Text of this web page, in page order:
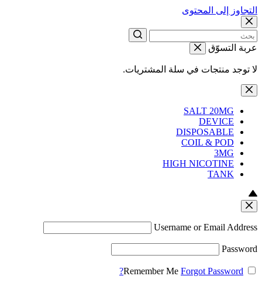
التجاوز إلى المحتوى
عربة التسوّق
لا توجد منتجات في سلة المشتريات.
SALT 20MG
DEVICE
DISPOSABLE
COIL & POD
3MG
HIGH NICOTINE
TANK
Username or Email Address
Password
Remember Me Forgot Password?